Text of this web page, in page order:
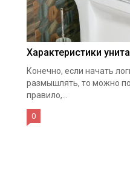
Характеристики
Конечно, если начать
размышлять, то можно
правило,...
0